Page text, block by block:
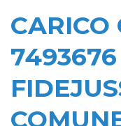
CARICO
7493676